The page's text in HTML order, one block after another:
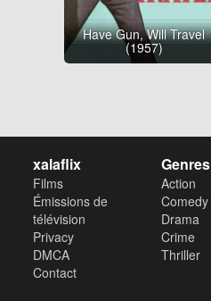
Have Gun, Will Travel
(1957)
xalaflix
Films
Émissions de
télévision
Privacy
DMCA
Contact
Genres
Action
Comedy
Drama
Crime
Thriller